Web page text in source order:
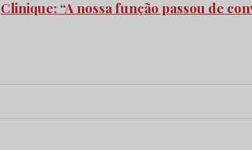
Clinique: “A nossa função passou de